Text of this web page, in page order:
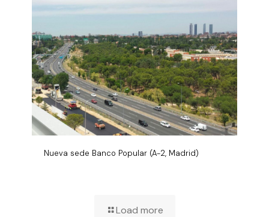
Nueva sede Banco Popular (A-2, Madrid)
Load more